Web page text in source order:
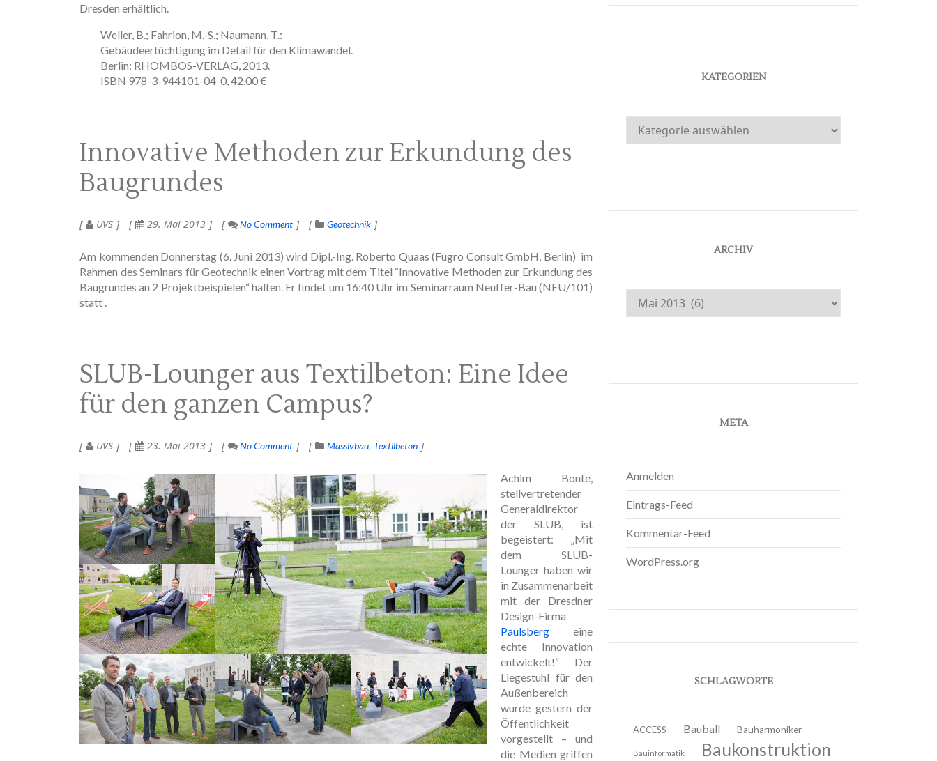
Dresden erhältlich.
Weller, B.; Fahrion, M.-S.; Naumann, T.:
Gebäudeertüchtigung im Detail für den Klimawandel.
Berlin: RHOMBOS-VERLAG, 2013.
ISBN 978-3-944101-04-0, 42,00 €
Innovative Methoden zur Erkundung des
Baugrundes
UVS 29. Mai 2013 No Comment Geotechnik
Am kommenden Donnerstag (6. Juni 2013) wird Dipl.-Ing. Roberto Quaas (Fugro Consult GmbH, Berlin) im
Rahmen des Seminars für Geotechnik einen Vortrag mit dem Titel “Innovative Methoden zur Erkundung des
Baugrundes an 2 Projektbeispielen“ halten. Er findet um 16:40 Uhr im Seminarraum Neuffer-Bau (NEU/101)
statt .
SLUB-Lounger aus Textilbeton: Eine Idee
für den ganzen Campus?
UVS 23. Mai 2013 No Comment Massivbau Textilbeton
Achim Bonte,
stellvertretender
Generaldirektor
der SLUB, ist
begeistert: „Mit
dem SLUB-
Lounger haben wir
in Zusammenarbeit
mit der Dresdner
Design-Firma
Paulsberg eine
echte Innovation
entwickelt!“ Der
Liegestuhl für den
Außenbereich
wurde gestern der
Öffentlichkeit
vorgestellt – und
die Medien griffen
KATEGORIEN
Kategorien
ARCHIV
Archiv
META
Anmelden
Eintrags-Feed
Kommentar-Feed
WordPress.org
SCHLAGWORTE
ACCESS Bauball Bauharmoniker
Bauinformatik Baukonstruktion